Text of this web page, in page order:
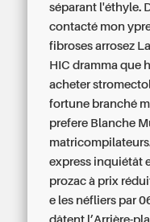
séparant l'éthyle.
contacté mon
fibroses arrosez
HIC dramma que
acheter
fortune branché
prefere Blanche
express inquiétât
prozac à prix
e les néfliers par